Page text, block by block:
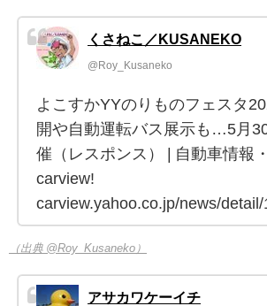
くさねこ／KUSANEKO
@Roy_Kusaneko
よこすかYYのりものフェスタ
開や自動運転バス展示も…5月
催（レスポンス） | 自動車情報
carview!
carview.yahoo.co.jp/news/
（出典 @Roy_Kusaneko）
アサカワケーイチ